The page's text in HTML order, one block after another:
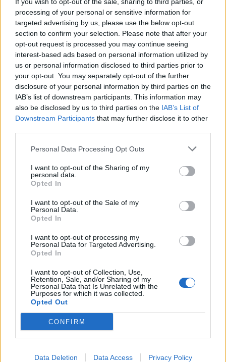
processing of your personal or sensitive information for
targeted advertising by us, please use the below opt-out
section to confirm your selection. Please note that after your
opt-out request is processed you may continue seeing
interest-based ads based on personal information utilized by
us or personal information disclosed to third parties prior to
your opt-out. You may separately opt-out of the further
disclosure of your personal information by third parties on the
IAB’s list of downstream participants. This information may
also be disclosed by us to third parties on the IAB’s List of
Downstream Participants that may further disclose it to other
Personal Data Processing Opt Outs
I want to opt-out of the Sharing of my
personal data.
Opted In
I want to opt-out of the Sale of my
Personal Data.
Opted In
I want to opt-out of processing my
Personal Data for Targeted Advertising.
Opted In
I want to opt-out of Collection, Use,
Retention, Sale, and/or Sharing of my
Personal Data that Is Unrelated with the
Purposes for which it was collected.
Opted Out
CONFIRM
Data Deletion Data Access Privacy Policy
2024. október 23., szerda
1956-ban megszenvedtek a
forradalmi eszmékkel való
szolidaritásért, ma az ő emlékük
előtt tisztelegtek